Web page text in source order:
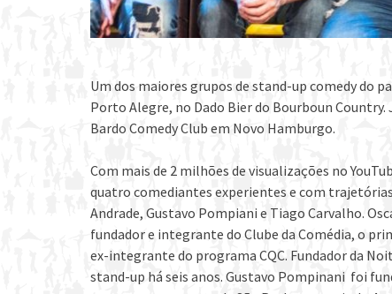
Um dos maiores grupos de stand-up comedy do
Porto Alegre, no Dado Bier do Bourboun
Bardo Comedy Club em Novo Hamburgo.
Com mais de 2 milhões de visualizações no
quatro comediantes experientes e com
Andrade, Gustavo Pompiani e Tiago Carvalho.
fundador e integrante do Clube da Comédia, o
ex-integrante do programa CQC. Fundador da
stand-up há seis anos. Gustavo Pompinani foi